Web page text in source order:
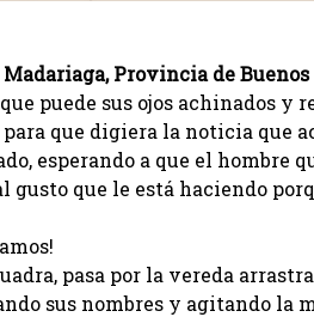
Provincia de
puede sus ojos achinados y
que digiera la noticia que
esperando a que el hombre
gusto que le está haciendo
pasa por la vereda
sus nombres y agitando la